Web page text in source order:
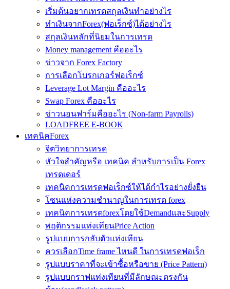
เริ่มต้นอยากเทรดสกุลเงินทำอย่างไร
ทำเงินจากForex(ฟอเร็กซ์)ได้อย่างไร
สกุลเงินหลักที่นิยมในการเทรด
Money management คืออะไร
ข่าวจาก Forex Factory
การเลือกโบรกเกอร์ฟอเร็กซ์
Leverage Lot Margin คืออะไร
Swap Forex คืออะไร
ข่าวนอนฟาร์มคืออะไร (Non-farm Payrolls)
LOADFREE E-BOOK
เทคนิคForex
จิตวิทยาการเทรด
หัวใจสำคัญหรือ เทคนิค สำหรับการเป็น Forex
เทรดเดอร์
เทคนิคการเทรดฟอเร็กซ์ให้ได้กำไรอย่างยั่งยืน
โซนแห่งความชำนาญในการเทรด forex
เทคนิคการเทรดforexโดยใช้DemandและSupply
พฤติกรรมแท่งเทียนPrice Action
รูปแบบการกลับตัวแท่งเทียน
ควรเลือกTime frame ไหนดี ในการเทรดฟอเร็ก
รูปแบบราคาที่จะเข้าซื้อหรือขาย (Price Pattern)
รูปแบบกราฟแท่งเทียนที่มีลักษณะตรงกัน